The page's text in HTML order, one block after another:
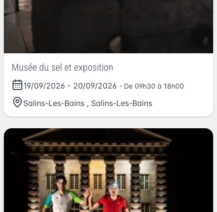
Musée du sel et exposition
19/09/2026 - 20/09/2026 - De 09h30 à 18h00
Salins-Les-Bains , Salins-Les-Bains